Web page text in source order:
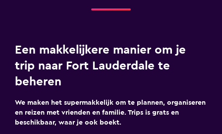
Een makkelijkere manier om je
trip naar Fort Lauderdale te
beheren
We maken het supermakkelijk om te plannen, organiseren
en reizen met vrienden en familie. Trips is grats en
beschikbaar, waar je ook boekt.